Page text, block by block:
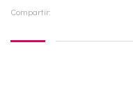
Compartir: